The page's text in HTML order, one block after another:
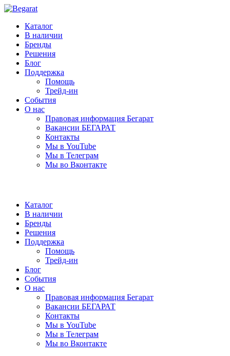
Каталог
В наличии
Бренды
Решения
Блог
Поддержка
Помощь
Трейд-ин
События
О нас
Правовая информация Бегарат
Вакансии БЕГАРАТ
Контакты
Мы в YouTube
Мы в Телеграм
Мы во Вконтакте
Каталог
В наличии
Бренды
Решения
Поддержка
Помощь
Трейд-ин
Блог
События
О нас
Правовая информация Бегарат
Вакансии БЕГАРАТ
Контакты
Мы в YouTube
Мы в Телеграм
Мы во Вконтакте